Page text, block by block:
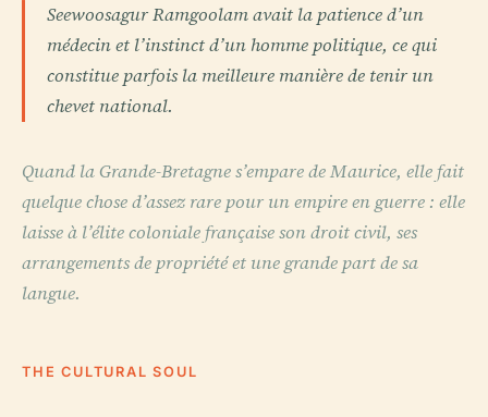
Seewoosagur Ramgoolam avait la patience d’un
médecin et l’instinct d’un homme politique, ce qui
constitue parfois la meilleure manière de tenir un
chevet national.
Quand la Grande-Bretagne s’empare de Maurice, elle fait
quelque chose d’assez rare pour un empire en guerre : elle
laisse à l’élite coloniale française son droit civil, ses
arrangements de propriété et une grande part de sa
langue.
THE CULTURAL SOUL